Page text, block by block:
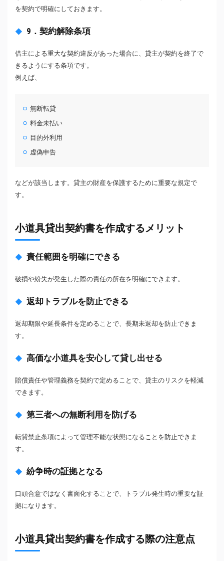
を契約で明確にしておきます。
9．契約解除条項
借主による重大な契約違反があった場合に、貸主が契約を終了で
きるようにする条項です。
例えば、
無断転貸
料金未払い
目的外利用
虚偽申告
などが該当します。貸主の財産を保護するために重要な規定で
す。
小道具貸出契約書を作成するメリット
責任範囲を明確にできる
破損や紛失が発生した際の責任の所在を明確にできます。
返却トラブルを防止できる
返却期限や延長条件を定めることで、長期未返却を防止できま
す。
高価な小道具を安心して貸し出せる
賠償責任や管理義務を契約で定めることで、貸主のリスクを軽減
できます。
第三者への無断利用を防げる
転貸禁止条項によって管理不能な状態になることを防止できま
す。
紛争時の証拠となる
口頭合意ではなく書面化することで、トラブル発生時の重要な証
拠になります。
小道具貸出契約書を作成する際の注意点